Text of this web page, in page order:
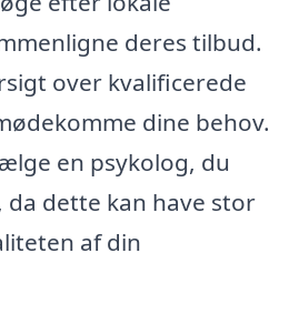
deres tilbud.
over kvalificerede
dine behov.
en psykolog, du
dette kan have stor
af din